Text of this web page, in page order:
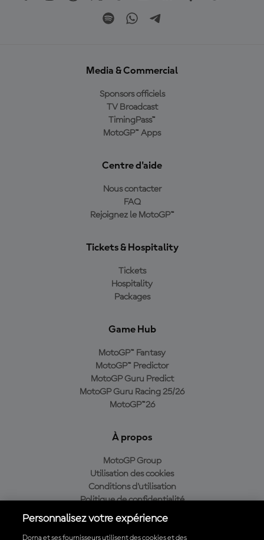
Media & Commercial
Sponsors officiels
TV Broadcast
TimingPass™
MotoGP™ Apps
Centre d'aide
Nous contacter
FAQ
Rejoignez le MotoGP™
Tickets & Hospitality
Tickets
Hospitality
Packages
Game Hub
MotoGP™ Fantasy
MotoGP™ Predictor
MotoGP Guru Predict
MotoGP Guru Racing 25/26
MotoGP™26
À propos
MotoGP Group
Utilisation des cookies
Conditions d'utilisation
Politique de confidentialité
Politique d’achat
Personnalisez votre expérience
Dorna et ses fournisseurs utilisent des cookies et des